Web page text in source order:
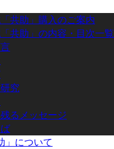
共助」購入のご案内
共助」の内容・目次一覧
究
るメッセージ
」について